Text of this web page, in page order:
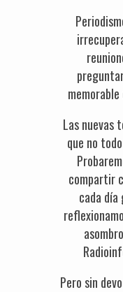
Las nuevas
que no
compartir
cada día
Pero sin